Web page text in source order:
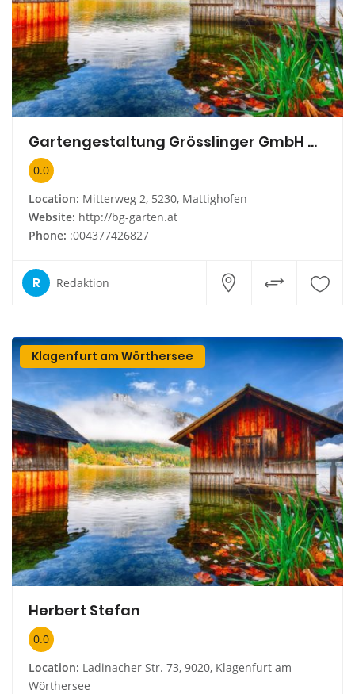
Gartengestaltung Grösslinger GmbH & Co KG
0.0
Location: Mitterweg 2, 5230, Mattighofen
Website: http://bg-garten.at
Phone: :004377426827
R Redaktion
Klagenfurt am Wörthersee
Herbert Stefan
0.0
Location: Ladinacher Str. 73, 9020, Klagenfurt am
Wörthersee